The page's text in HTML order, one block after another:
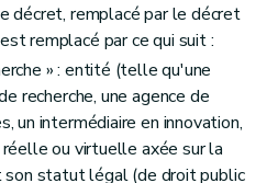
décret, remplacé par le décret
remplacé par ce qui suit :
» : entité (telle qu'une
recherche, une agence de
un intermédiaire en innovation,
ou virtuelle axée sur la
son statut légal (de droit public